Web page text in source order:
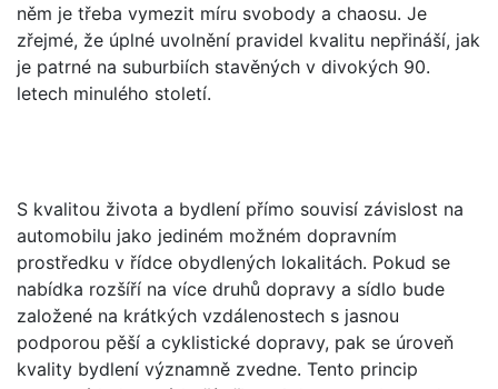
něm je třeba vymezit míru svobody a chaosu. Je
zřejmé, že úplné uvolnění pravidel kvalitu nepřináší, jak
je patrné na suburbiích stavěných v divokých 90.
letech minulého století.
S kvalitou života a bydlení přímo souvisí závislost na
automobilu jako jediném možném dopravním
prostředku v řídce obydlených lokalitách. Pokud se
nabídka rozšíří na více druhů dopravy a sídlo bude
založené na krátkých vzdálenostech s jasnou
podporou pěší a cyklistické dopravy, pak se úroveň
kvality bydlení významně zvedne. Tento princip